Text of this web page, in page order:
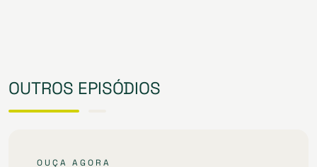
OUTROS EPISÓDIOS
OUÇA AGORA